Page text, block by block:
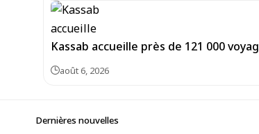
Kassab accueille près de 121 000
août 6, 2026
Dernières nouvelles